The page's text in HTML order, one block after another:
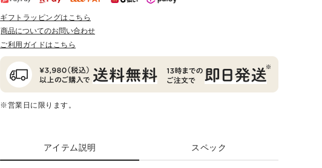
ギフトラッピングはこちら
商品についてのお問い合わせ
ご利用ガイドはこちら
※営業日に限ります。
アイテム説明 スペック